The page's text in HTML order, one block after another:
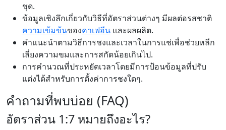
ชุด.
ข้อมูลเชิงลึกเกี่ยวกับวิธีที่อัตราส่วนต่างๆ มีผลต่อรสชาติ
ความเข้มข้นของคาเฟอีน และผลผลิต.
คำแนะนำตามวิธีการชงและเวลาในการแช่เพื่อช่วยหลีก
เลี่ยงความขมและการสกัดน้อยเกินไป.
การคำนวณที่ประหยัดเวลาโดยมีการป้อนข้อมูลที่ปรับ
แต่งได้สำหรับการตั้งค่าการชงใดๆ.
คำถามที่พบบ่อย (FAQ)
อัตราส่วน 1:7 หมายถึงอะไร?